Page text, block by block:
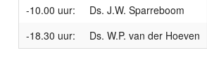
-10.00 uur:
Ds. J.W. Sparreboom
-18.30 uur:
Ds. W.P. van der Hoeven